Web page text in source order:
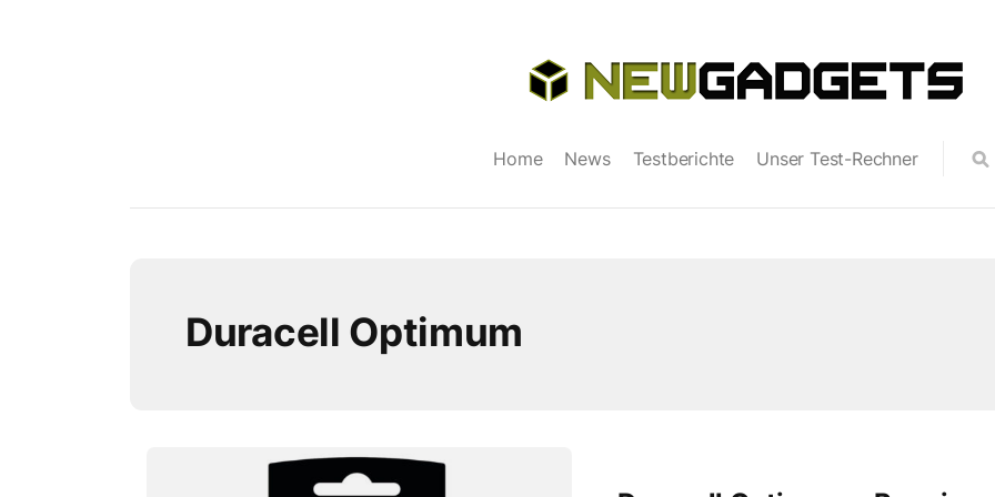
Home News Testberichte Unser Test-Rechner
Duracell Optimum